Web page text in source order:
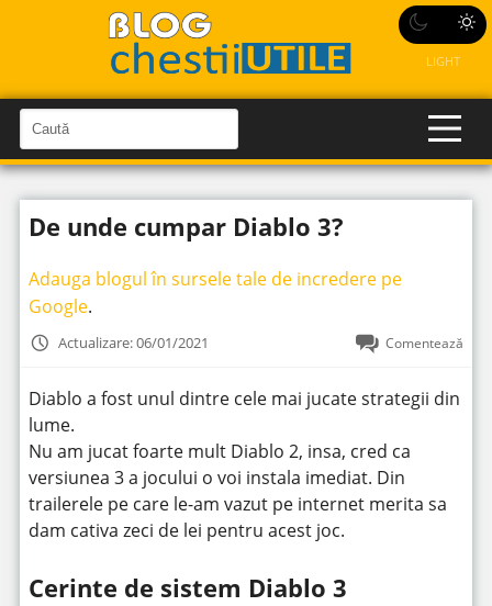
LIGHT
a
u
t
n
C
a
u
î
n
t
De unde cumpar Diablo 3?
Adauga blogul în sursele tale de incredere pe
Google.
Actualizare: 06/01/2021 Comentează
Diablo a fost unul dintre cele mai jucate strategii din
lume.
Nu am jucat foarte mult Diablo 2, insa, cred ca
versiunea 3 a jocului o voi instala imediat. Din
trailerele pe care le-am vazut pe internet merita sa
dam cativa zeci de lei pentru acest joc.
Cerinte de sistem Diablo 3